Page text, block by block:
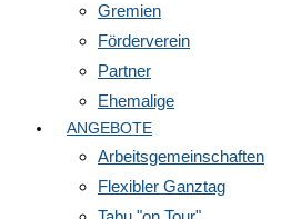
Gremien
Förderverein
Partner
Ehemalige
ANGEBOTE
Arbeitsgemeinschaften
Flexibler Ganztag